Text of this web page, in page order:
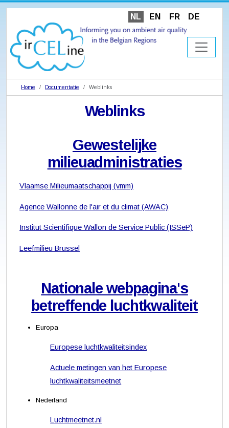
NL EN FR DE
Home Documentatie Weblinks
Weblinks
Gewestelijke
milieuadministraties
Vlaamse Milieumaatschappij (vmm)
Agence Wallonne de l'air et du climat (AWAC)
Institut Scientifique Wallon de Service Public (ISSeP)
Leefmilieu Brussel
Nationale webpagina's
betreffende luchtkwaliteit
Europa
Europese luchtkwaliteitsindex
Actuele metingen van het Europese
luchtkwaliteitsmeetnet
Nederland
Luchtmeetnet.nl